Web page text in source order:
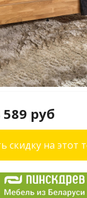
589 руб
скидку на этот